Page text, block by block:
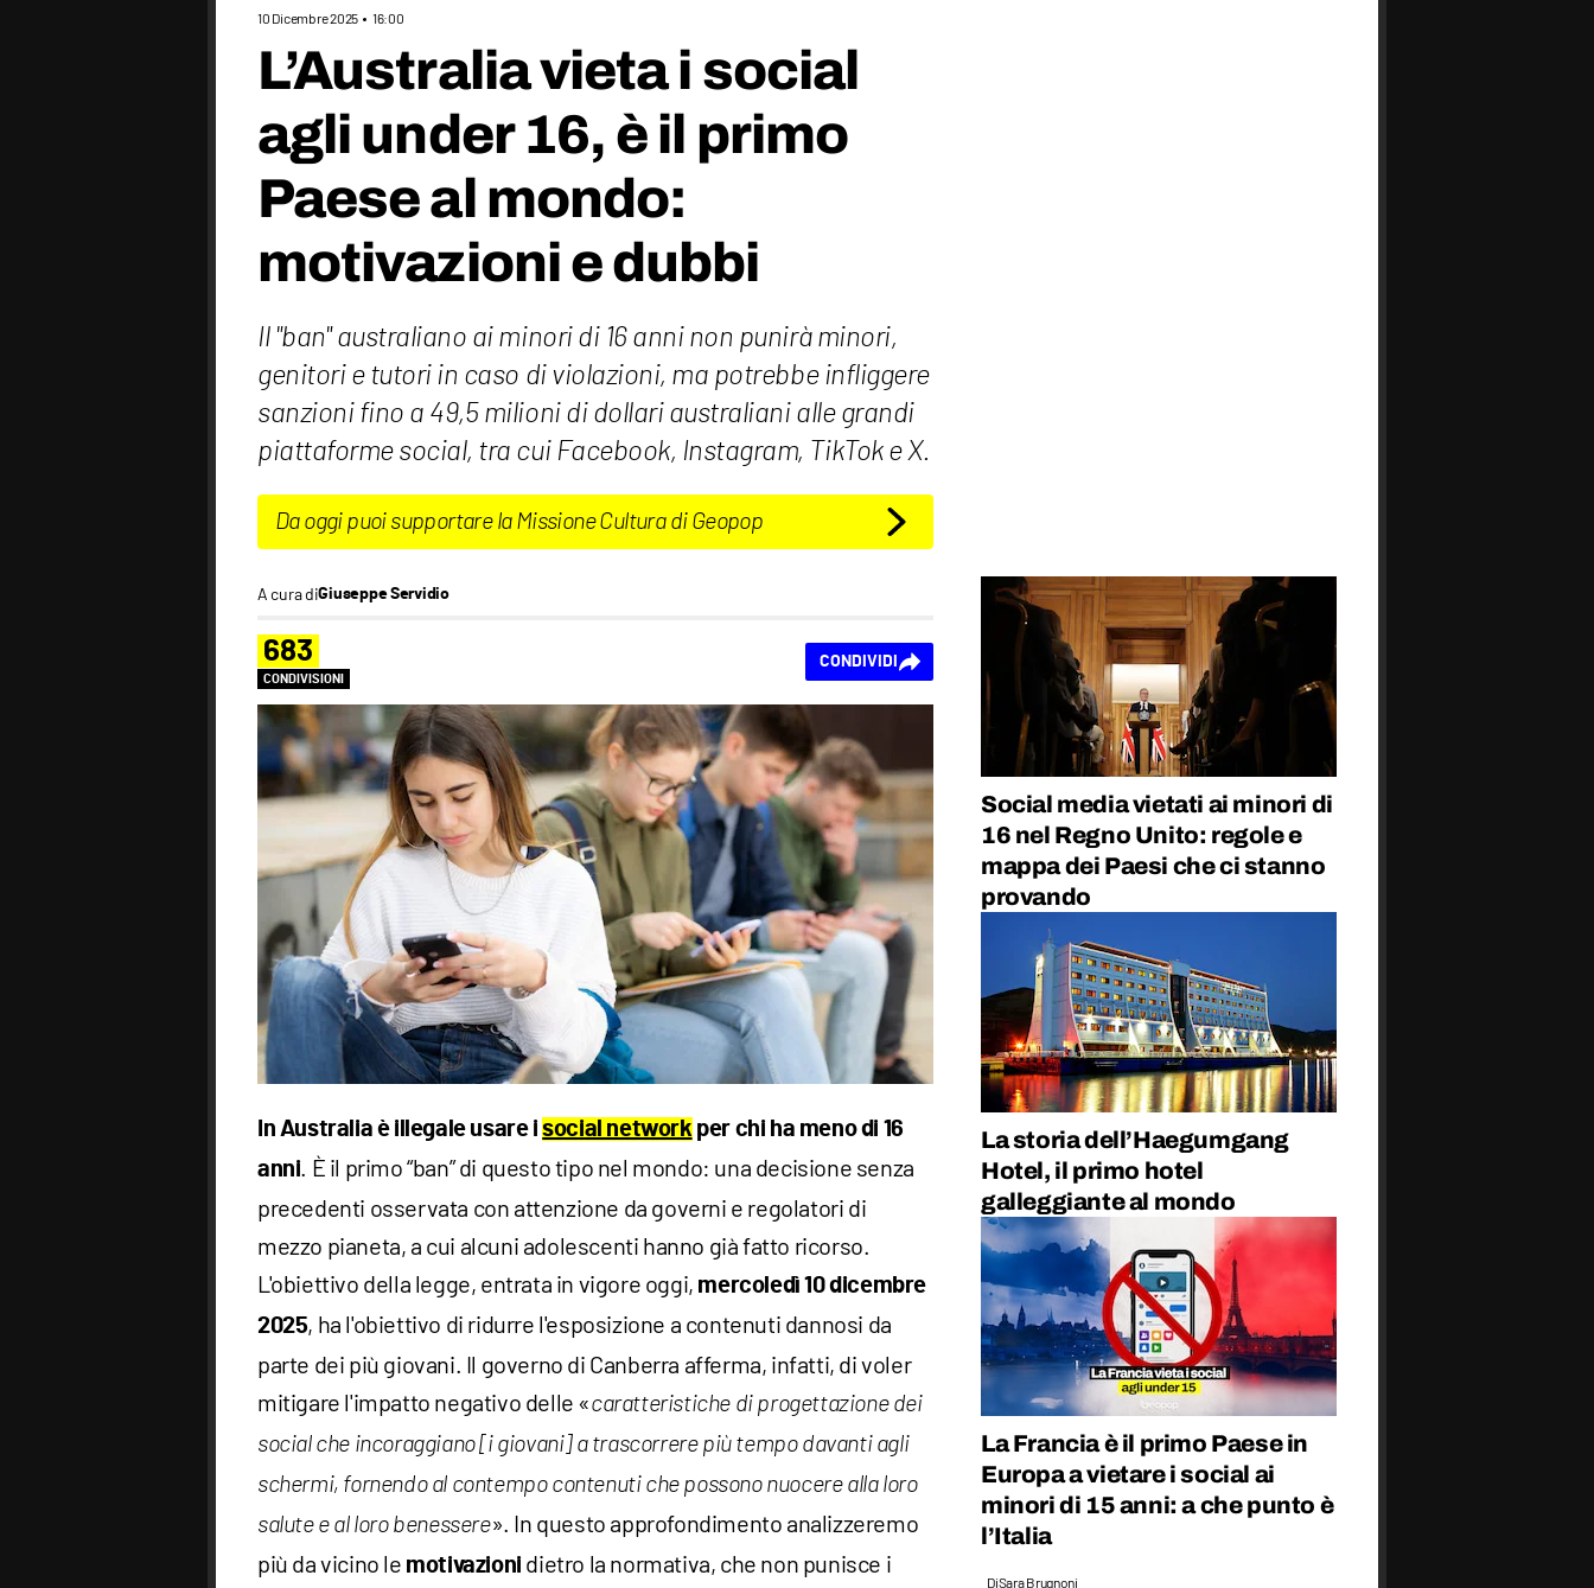
10 Dicembre 2025 16:00
L’Australia vieta i social
agli under 16, è il primo
Paese al mondo:
motivazioni e dubbi
Il "ban" australiano ai minori di 16 anni non punirà minori,
genitori e tutori in caso di violazioni, ma potrebbe infliggere
sanzioni fino a 49,5 milioni di dollari australiani alle grandi
piattaforme social, tra cui Facebook, Instagram, TikTok e X.
Da oggi puoi supportare la Missione Cultura di Geopop
A cura diGiuseppe Servidio
683
CONDIVISIONI
CONDIVIDI
In Australia è illegale usare isocial networkper chi ha meno di 16
anni. È il primo “ban” di questo tipo nel mondo: una decisione senza
precedenti osservata con attenzione da governi e regolatori di
mezzo pianeta, a cui alcuni adolescenti hanno già fatto ricorso.
L'obiettivo della legge, entrata in vigore oggi, mercoledì 10 dicembre
2025, ha l'obiettivo di ridurre l'esposizione a contenuti dannosi da
parte dei più giovani. Il governo di Canberra afferma, infatti, di voler
mitigare l'impatto negativo delle «caratteristiche di progettazione dei
social che incoraggiano [i giovani] a trascorrere più tempo davanti agli
schermi, fornendo al contempo contenuti che possono nuocere alla loro
salute e al loro benessere». In questo approfondimento analizzeremo
più da vicino le motivazioni dietro la normativa, che non punisce i
Social media vietati ai minori di
16 nel Regno Unito: regole e
mappa dei Paesi che ci stanno
provando
La storia dell’Haegumgang
Hotel, il primo hotel
galleggiante al mondo
La Francia è il primo Paese in
Europa a vietare i social ai
minori di 15 anni: a che punto è
l’Italia
DiSara Brugnoni